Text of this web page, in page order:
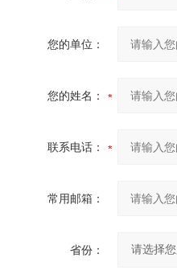
您的单位：
您的姓名：
联系电话：
常用邮箱：
省份：